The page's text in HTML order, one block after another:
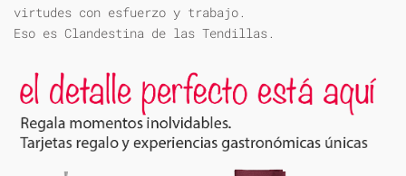
virtudes con esfuerzo y trabajo.
Eso es Clandestina de las Tendillas.